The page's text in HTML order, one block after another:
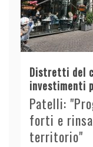
Distretti del
investimenti
Patelli:
forti e
territorio"